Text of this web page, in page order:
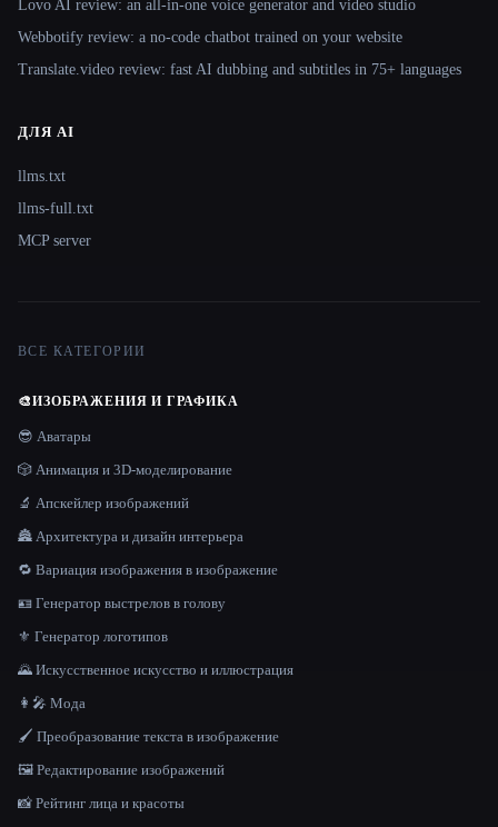
Lovo AI review: an all-in-one voice generator and video studio
Webbotify review: a no-code chatbot trained on your website
Translate.video review: fast AI dubbing and subtitles in 75+ languages
ДЛЯ AI
llms.txt
llms-full.txt
MCP server
ВСЕ КАТЕГОРИИ
🎨ИЗОБРАЖЕНИЯ И ГРАФИКА
😎 Аватары
🎲 Анимация и 3D-моделирование
🔬 Апскейлер изображений
🏯 Архитектура и дизайн интерьера
🔁 Вариация изображения в изображение
🪪 Генератор выстрелов в голову
⚜️ Генератор логотипов
🌄 Искусственное искусство и иллюстрация
👩‍🎤 Мода
🖌️ Преобразование текста в изображение
🖼️ Редактирование изображений
📸 Рейтинг лица и красоты